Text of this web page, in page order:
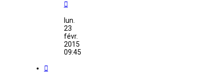
lun.
23
févr.
2015
09:45